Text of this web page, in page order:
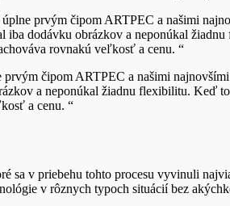
prvým čipom ARTPEC a našimi
dodávku obrázkov a neponúkal
rovnakú veľkosť a cenu. “
čipom ARTPEC a našimi
a neponúkal žiadnu flexibilitu. Keď
a cenu. “
v priebehu tohto procesu vyvinuli
v rôznych typoch situácií bez